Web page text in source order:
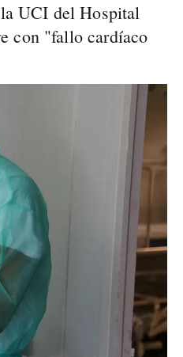
UCI del Hospital
con "fallo cardíaco